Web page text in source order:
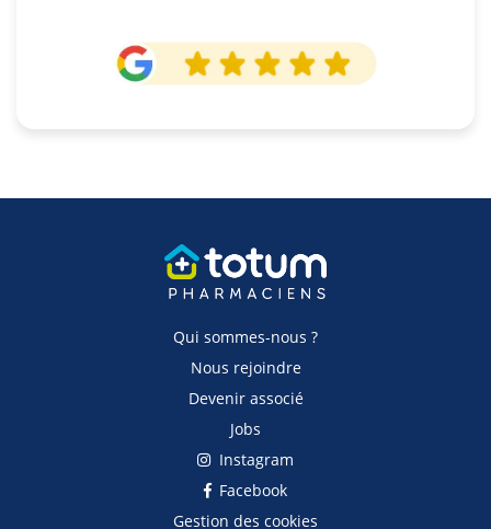
Qui sommes-nous ?
Nous rejoindre
Devenir associé
Jobs
Instagram
Facebook
Gestion des cookies